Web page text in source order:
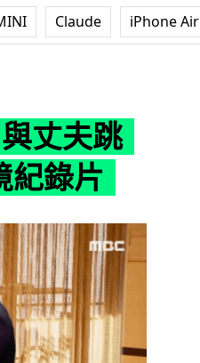
Claude iPhone Air
丈夫跳
錄片